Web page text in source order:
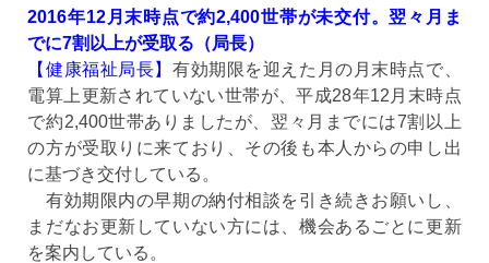
2016年12月末時点で約2,400世帯が未交付。翌々月ま
でに7割以上が受取る（局長）
【健康福祉局長】有効期限を迎えた月の月末時点で、
電算上更新されていない世帯が、平成28年12月末時点
で約2,400世帯ありましたが、翌々月までには7割以上
の方が受取りに来ており、その後も本人からの申し出
に基づき交付している。
有効期限内の早期の納付相談を引き続きお願いし、
まだなお更新していない方には、機会あるごとに更新
を案内している。